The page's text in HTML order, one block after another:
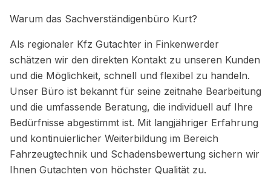
Warum das Sachverständigenbüro Kurt?
Als regionaler Kfz Gutachter in Finkenwerder
schätzen wir den direkten Kontakt zu unseren Kunden
und die Möglichkeit, schnell und flexibel zu handeln.
Unser Büro ist bekannt für seine zeitnahe Bearbeitung
und die umfassende Beratung, die individuell auf Ihre
Bedürfnisse abgestimmt ist. Mit langjähriger Erfahrung
und kontinuierlicher Weiterbildung im Bereich
Fahrzeugtechnik und Schadensbewertung sichern wir
Ihnen Gutachten von höchster Qualität zu.